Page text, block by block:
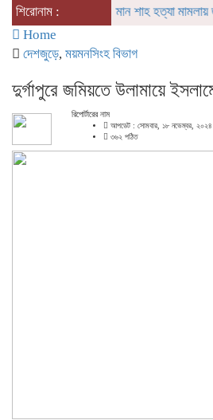
শিরোনাম : সালমান শাহ হত্যা মামলায় ডন
Home
দেশজুড়ে, ময়মনসিংহ বিভাগ
দুর্গাপুরে জমিয়তে উলামায়ে
রিপোর্টারের নাম
আপডেট : সোমবার, ১৮ নভেম্বর, ২০২৪
৩৬২ পঠিত